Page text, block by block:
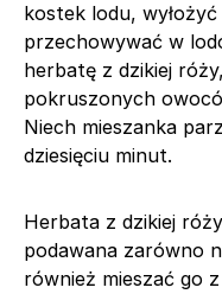
kostek lodu,
przechowywać w
herbatę z dzikiej
pokruszonych
Niech mieszanka
dziesięciu minut.
Herbata z dzikiej
podawana zarówno
również mieszać go